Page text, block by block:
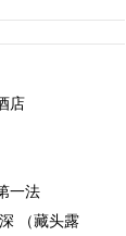
店
一法
（藏头露